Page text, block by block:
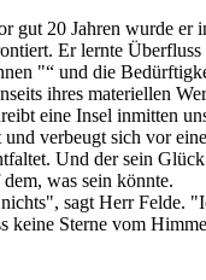
gut 20 Jahren wurde er
Er lernte Überfluss
"“ und die
ihres materiellen
eine Insel inmitten
verbeugt sich vor
Und der sein
was sein könnte.
sagt Herr Felde.
keine Sterne vom